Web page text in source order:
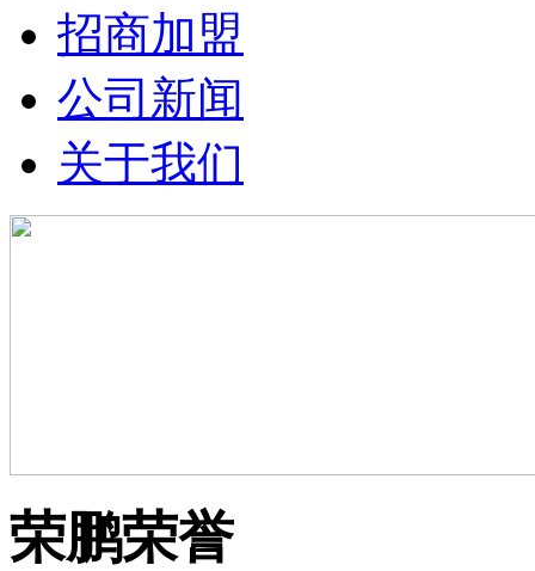
招商加盟
公司新闻
关于我们
荣鹏荣誉